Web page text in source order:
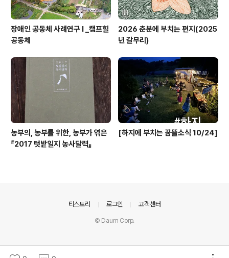
장애인 공동체 사례연구 I _캠프힐
공동체
2026 춘분에 부치는 편지(2025
년 갈무리)
농부의, 농부를 위한, 농부가 엮은
『2017 텃밭일지 농사달력』
[하지에 부치는 꿈뜰소식 10/24]
티스토리 로그인 고객센터
© Daum Corp.